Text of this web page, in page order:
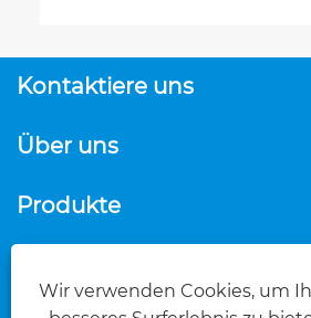
Kontaktiere uns
Über uns
Produkte
Wir verwenden Cookies, um